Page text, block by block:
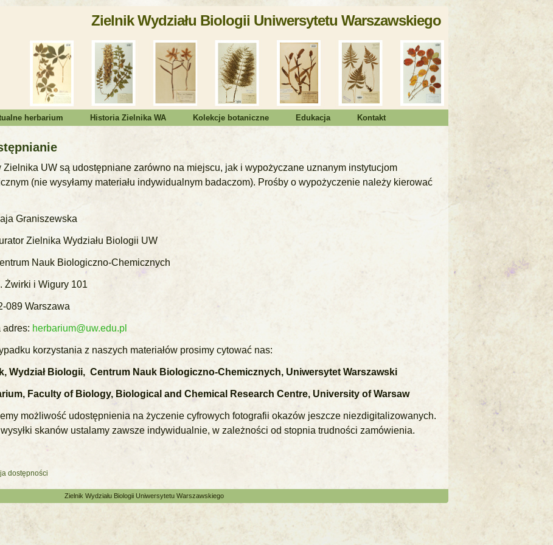
Zielnik Wydziału Biologii Uniwersytetu Warszawskiego
herbarium Historia Zielnika WA Kolekcje botaniczne Edukacja Kontakt
Zielnika UW są udostępniane zarówno na miejscu, jak i wypożyczane uznanym instytucjom
(nie wysyłamy materiału indywidualnym badaczom). Prośby o wypożyczenie należy kierować
Graniszewska
Zielnika Wydziału Biologii UW
Nauk Biologiczno-Chemicznych
Żwirki i Wigury 101
089 Warszawa
adres: herbarium@uw.edu.pl
korzystania z naszych materiałów prosimy cytować nas:
Wydział Biologii, Centrum Nauk Biologiczno-Chemicznych, Uniwersytet Warszawski
Faculty of Biology, Biological and Chemical Research Centre, University of Warsaw
możliwość udostępnienia na życzenie cyfrowych fotografii okazów jeszcze niezdigitalizowanych.
skanów ustalamy zawsze indywidualnie, w zależności od stopnia trudności zamówienia.
dostępności
Zielnik Wydziału Biologii Uniwersytetu Warszawskiego